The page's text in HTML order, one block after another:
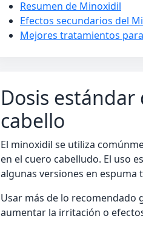
Resumen de Minoxidil
Efectos secundarios del
Mejores tratamientos
Dosis
cabello
El minoxidil se utiliza
en el cuero cabelludo. El uso
algunas versiones en espuma
Usar más de lo recomendado
aumentar la irritación o